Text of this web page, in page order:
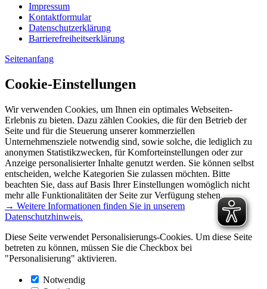
Impressum
Kontaktformular
Datenschutzerklärung
Barrierefreiheitserklärung
Seitenanfang
Cookie-Einstellungen
Wir verwenden Cookies, um Ihnen ein optimales Webseiten-
Erlebnis zu bieten. Dazu zählen Cookies, die für den Betrieb der
Seite und für die Steuerung unserer kommerziellen
Unternehmensziele notwendig sind, sowie solche, die lediglich zu
anonymen Statistikzwecken, für Komforteinstellungen oder zur
Anzeige personalisierter Inhalte genutzt werden. Sie können selbst
entscheiden, welche Kategorien Sie zulassen möchten. Bitte
beachten Sie, dass auf Basis Ihrer Einstellungen womöglich nicht
mehr alle Funktionalitäten der Seite zur Verfügung stehen.
→ Weitere Informationen finden Sie in unserem
Datenschutzhinweis.
Diese Seite verwendet Personalisierungs-Cookies. Um diese Seite
betreten zu können, müssen Sie die Checkbox bei
"Personalisierung" aktivieren.
Notwendig